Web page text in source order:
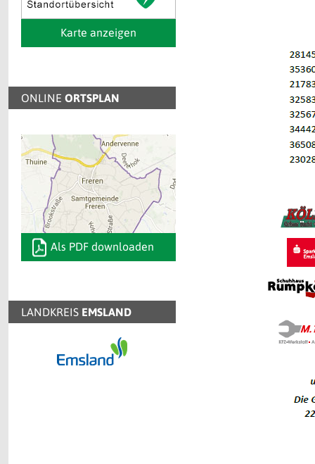
Karte anzeigen
ONLINE ORTSPLAN
Als PDF downloaden
LANDKREIS EMSLAND